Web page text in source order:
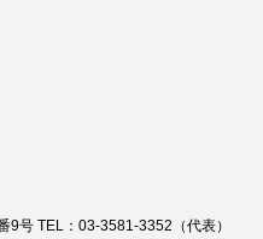
号 TEL：03-3581-3352（代表）